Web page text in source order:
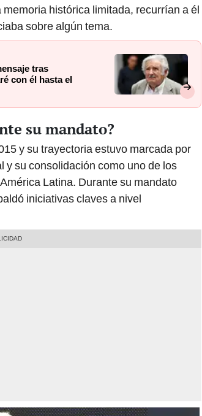
histórica limitada, recurrían a él
sobre algún tema.
tras
con él hasta el
su mandato?
y su trayectoria estuvo marcada por
y su consolidación como uno de los
Latina. Durante su mandato
iniciativas claves a nivel